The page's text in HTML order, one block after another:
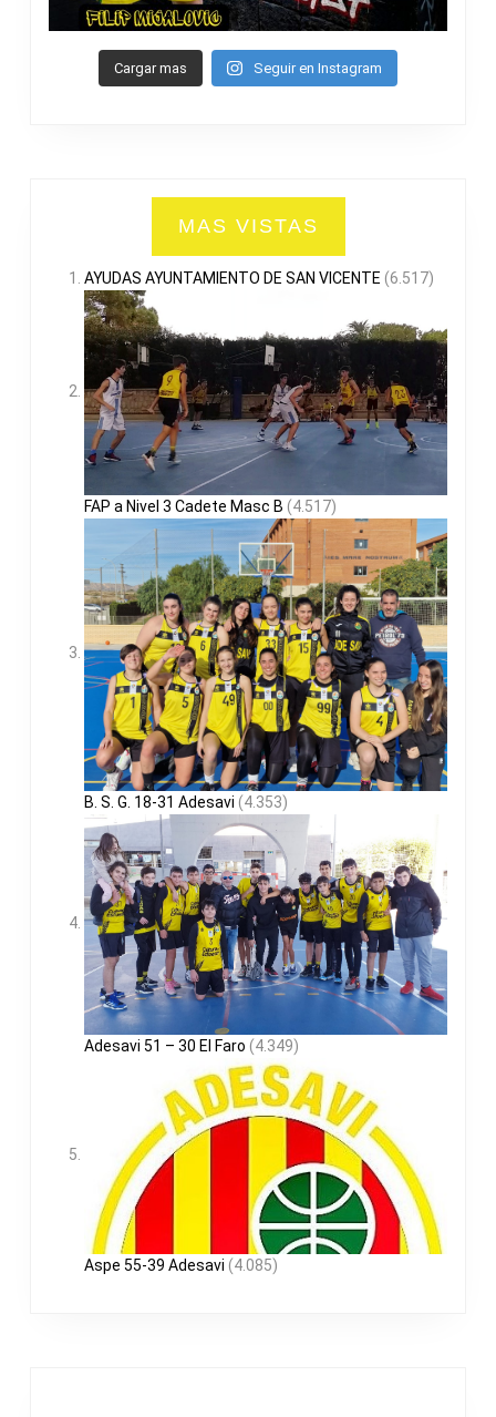
Cargar mas Seguir en Instagram
MAS VISTAS
AYUDAS AYUNTAMIENTO DE SAN VICENTE (6.517)
FAP a Nivel 3 Cadete Masc B (4.517)
B. S. G. 18-31 Adesavi (4.353)
Adesavi 51 – 30 El Faro (4.349)
Aspe 55-39 Adesavi (4.085)